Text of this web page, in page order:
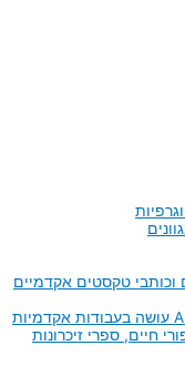
טקסטים אקדמיים
חיים, ספרי זיכרונות